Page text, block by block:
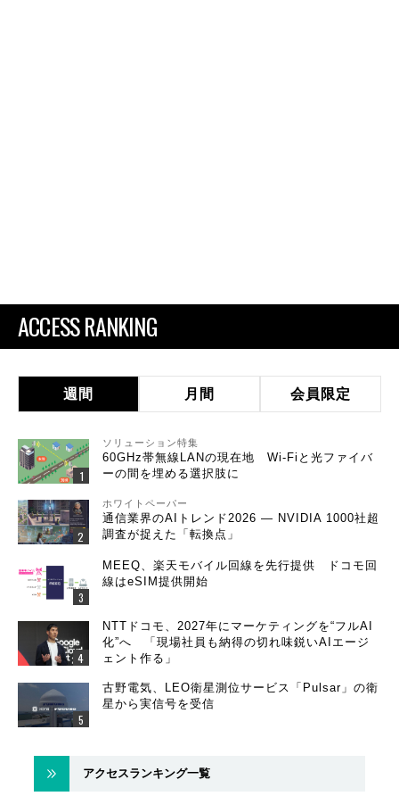
ACCESS RANKING
週間 月間 会員限定
ソリューション特集
60GHz帯無線LANの現在地 Wi-Fiと光ファイバ
ーの間を埋める選択肢に
ホワイトペーパー
通信業界のAIトレンド2026 ― NVIDIA 1000社超
調査が捉えた「転換点」
MEEQ、楽天モバイル回線を先行提供 ドコモ回
線はeSIM提供開始
NTTドコモ、2027年にマーケティングを“フルAI
化”へ 「現場社員も納得の切れ味鋭いAIエージ
ェント作る」
古野電気、LEO衛星測位サービス「Pulsar」の衛
星から実信号を受信
アクセスランキング一覧